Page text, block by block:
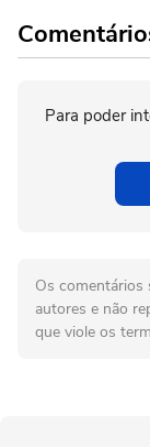
Para poder
Os comentários
autores e não
que viole os